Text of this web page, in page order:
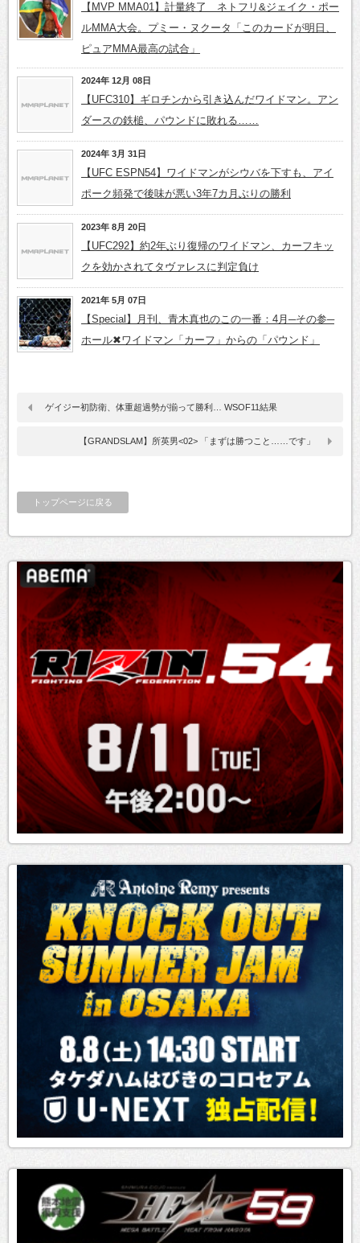
【MVP MMA01】計量終了 ネトフリ&ジェイク・ポー
ルMMA大会。プミー・ヌクータ「このカードが明日、
ピュアMMA最高の試合」
2024年 12月 08日
【UFC310】ギロチンから引き込んだワイドマン。アン
ダースの鉄槌、パウンドに敗れる……
2024年 3月 31日
【UFC ESPN54】ワイドマンがシウバを下すも、アイ
ポーク頻発で後味が悪い3年7カ月ぶりの勝利
2023年 8月 20日
【UFC292】約2年ぶり復帰のワイドマン、カーフキッ
クを効かされてタヴァレスに判定負け
2021年 5月 07日
【Special】月刊、青木真也のこの一番：4月─その参─
ホール✖ワイドマン「カーフ」からの「パウンド」
ゲイジー初防衛、体重超過勢が揃って勝利… WSOF11結果
【GRANDSLAM】所英男<02> 「まずは勝つこと……です」
トップページに戻る